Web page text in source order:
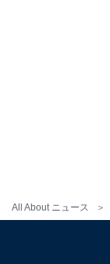
All About ニュース